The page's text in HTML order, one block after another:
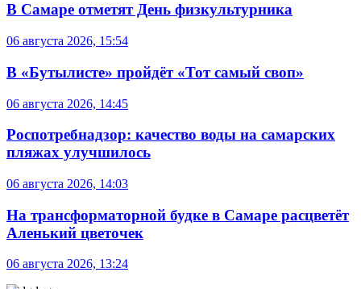
В Самаре отметят День физкультурника
06 августа 2026, 15:54
В «Бутылисте» пройдёт «Тот самый своп»
06 августа 2026, 14:45
Роспотребнадзор: качество воды на самарских
пляжах улучшилось
06 августа 2026, 14:03
На трансформаторной будке в Самаре расцветёт
Аленький цветочек
06 августа 2026, 13:24